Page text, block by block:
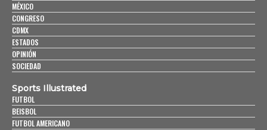
MÉXICO
CONGRESO
CDMX
ESTADOS
OPINIÓN
SOCIEDAD
Sports Illustrated
FUTBOL
BEISBOL
FUTBOL AMERICANO